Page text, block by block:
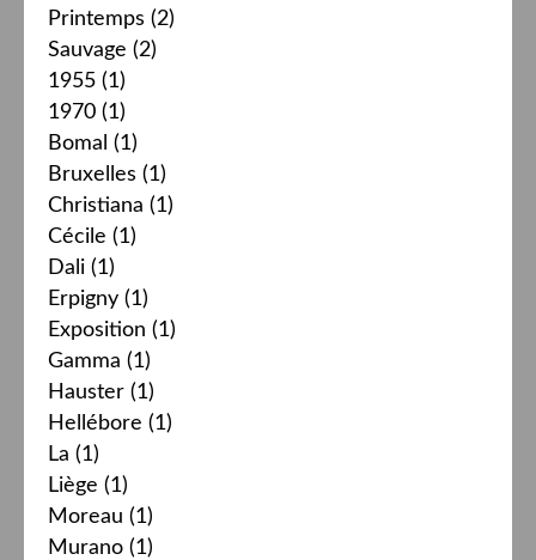
Printemps (2)
Sauvage (2)
1955 (1)
1970 (1)
Bomal (1)
Bruxelles (1)
Christiana (1)
Cécile (1)
Dali (1)
Erpigny (1)
Exposition (1)
Gamma (1)
Hauster (1)
Hellébore (1)
La (1)
Liège (1)
Moreau (1)
Murano (1)